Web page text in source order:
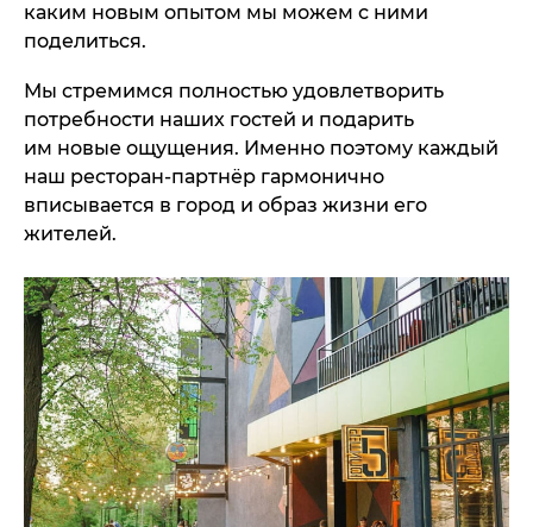
каким новым опытом мы можем с ними
поделиться.
Мы стремимся полностью удовлетворить
потребности наших гостей и подарить
им новые ощущения. Именно поэтому каждый
наш ресторан-партнёр гармонично
вписывается в город и образ жизни его
жителей.